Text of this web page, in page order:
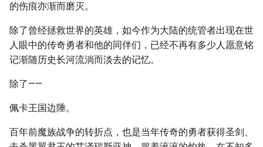
的伤痕亦渐而磨灭。
除了曾经拯救世界的英雄，如今作为大陆的统管者出现在世
人眼中的传奇勇者和他的同伴们，已经不再有多少人愿意铭
记渐随历史长河流淌而淡去的记忆。
除了——
佩卡王国边陲。
百年前魔族战争的转折点，也是当年传奇的勇者获得圣剑、